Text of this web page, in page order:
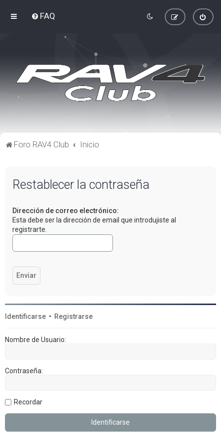
FAQ
Foro RAV4 Club Inicio
Restablecer la contraseña
Dirección de correo electrónico:
Esta debe ser la dirección de email que introdujiste al
registrarte.
Identificarse • Registrarse
Nombre de Usuario:
Contraseña:
Recordar